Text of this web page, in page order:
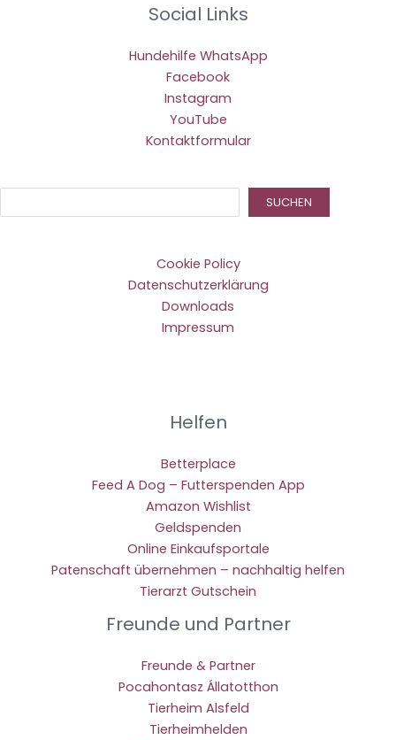
Social Links
Hundehilfe WhatsApp
Facebook
Instagram
YouTube
Kontaktformular
SUCHEN
Cookie Policy
Datenschutzerklärung
Downloads
Impressum
Helfen
Betterplace
Feed A Dog – Futterspenden App
Amazon Wishlist
Geldspenden
Online Einkaufsportale
Patenschaft übernehmen – nachhaltig helfen
Tierarzt Gutschein
Freunde und Partner
Freunde & Partner
Pocahontasz Állatotthon
Tierheim Alsfeld
Tierheimhelden